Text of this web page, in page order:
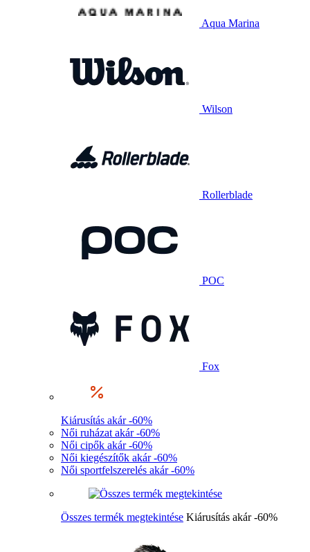
Aqua Marina
Wilson
Rollerblade
POC
Fox
Kiárusítás akár -60%
Női ruházat akár -60%
Női cipők akár -60%
Női kiegészítők akár -60%
Női sportfelszerelés akár -60%
Összes termék megtekintése Kiárusítás akár -60%